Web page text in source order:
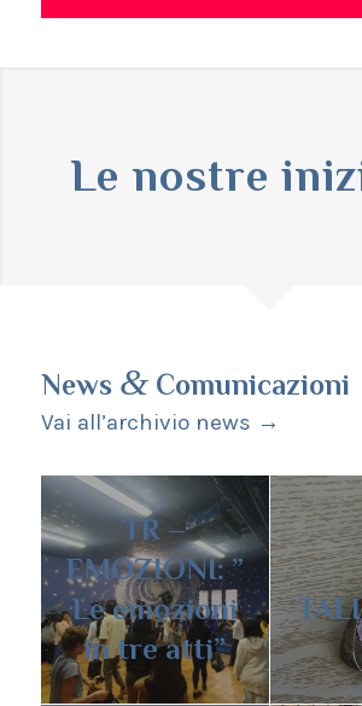
Le nostre
News &Comunicazioni
Vai all’archivio news →
TR –
EMOZIONI: ”
Le emozioni
in tre atti”